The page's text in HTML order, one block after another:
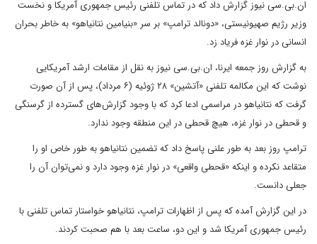
ان.بی.سی نیوز گزارش داد که در تماس تلفنی رئیس جمهوری آمریکا و نخست
وزیر رژیم صهیونیستی، «دونالد ترامپ» بر سر «بنیامین نتانیاهو» به خاطر بحران
انسانی در نوار غزه فریاد زد.
به گزارش روز جمعه ایرنا، ان.بی.سی نیوز به نقل از مقامات ارشد آمریکایی
نوشت که این مکالمه تلفنی «آتشین» ۲۸ ژوئیه (۶ مرداد)، پس از آن صورت
گرفت که نتانیاهو در مراسمی ادعا کرد که با وجود گزارش‌های گسترده از گرسنگی
و قحطی در نوار غزه، هیچ قحطی در این منطقه وجود ندارد.
ترامپ روز بعد به طور علنی پاسخ داد که تضمین نتانیاهو به طور خاص او را
متقاعد نکرده و اینکه «قحطی واقعی» در نوار غزه وجود دارد و نمی‌توان آن را
جعلی دانست.
در این گزارش آمده که پس از اظهارات ترامپ، نتانیاهو خواستار تماس تلفنی با
رئیس جمهوری آمریکا شد و این دو، ساعت بعد با هم صحبت کردند.